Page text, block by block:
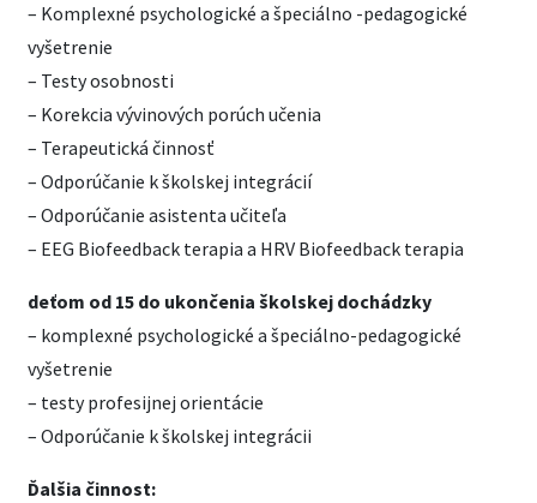
– Komplexné psychologické a špeciálno -pedagogické
vyšetrenie
– Testy osobnosti
– Korekcia vývinových porúch učenia
– Terapeutická činnosť
– Odporúčanie k školskej integrácií
– Odporúčanie asistenta učiteľa
– EEG Biofeedback terapia a HRV Biofeedback terapia
deťom od 15 do ukončenia školskej dochádzky
– komplexné psychologické a špeciálno-pedagogické
vyšetrenie
– testy profesijnej orientácie
– Odporúčanie k školskej integrácii
Ďalšia činnost: